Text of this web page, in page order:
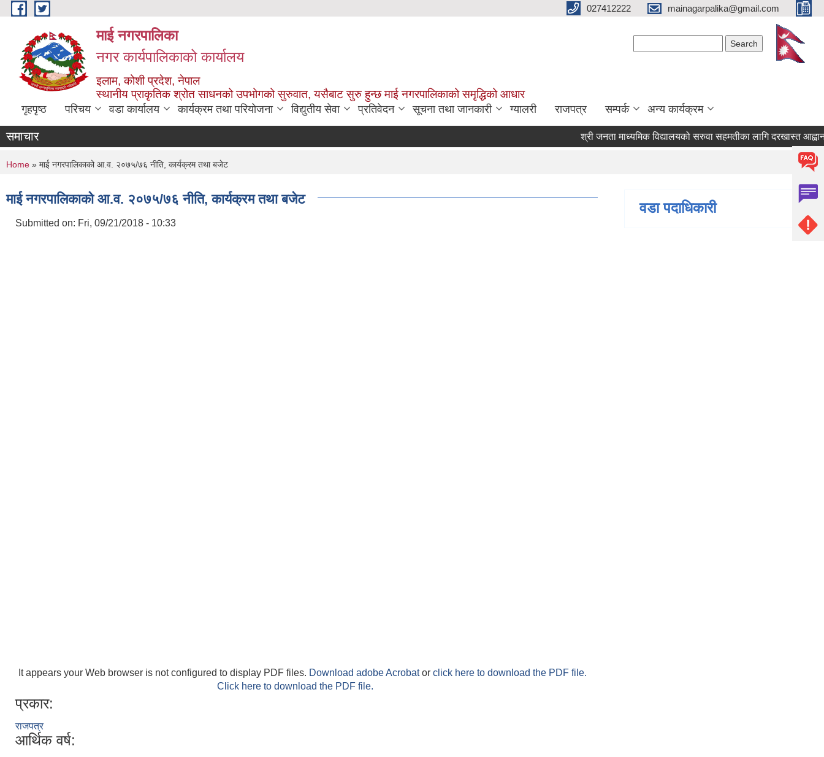
Skip to main content 027412222 mainagarpalika@gmail.com
माई नगरपालिका
नगर कार्यपालिकाको कार्यालय
इलाम, कोशी प्रदेश, नेपाल
स्थानीय प्राकृतिक श्रोत साधनको उपभोगको सुरुवात, यसैबाट सुरु हुन्छ माई नगरपालिकाको समृद्धिको आधार
गृहपृष्ठ परिचय वडा कार्यालय कार्यक्रम तथा परियोजना विद्युतीय सेवा प्रतिवेदन सूचना तथा जानकारी ग्यालरी राजपत्र सम्पर्क अन्य कार्यक्रम
समाचार श्री जनता माध्यमिक विद्यालयको सरुवा सहमतीका लागि दरखास्त आह्वान
You are here
Home » माई नगरपालिकाको आ.व. २०७५/७६ नीति, कार्यक्रम तथा बजेट
माई नगरपालिकाको आ.व. २०७५/७६ नीति, कार्यक्रम तथा बजेट
Submitted on: Fri, 09/21/2018 - 10:33
It appears your Web browser is not configured to display PDF files. Download adobe Acrobator click here to download the PDF file.
Click here to download the PDF file.
प्रकार:
राजपत्र
आर्थिक वर्ष:
वडा पदाधिकारी